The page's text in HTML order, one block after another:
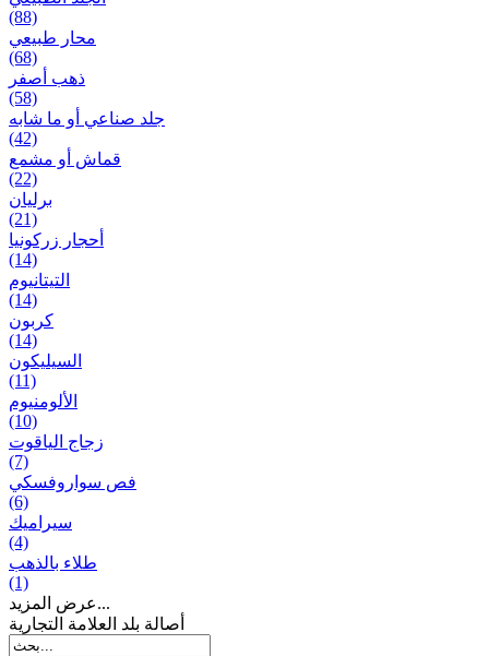
(88)
محار طبيعي
(68)
ذهب أصفر
(58)
جلد صناعي أو ما شابه
(42)
قماش أو مشمع
(22)
برلیان
(21)
أحجار زركونيا
(14)
التيتانيوم
(14)
كربون
(14)
السيليكون
(11)
الألومنيوم
(10)
زجاج الياقوت
(7)
فص سواروفسكي
(6)
سيراميك
(4)
طلاء بالذهب
(1)
عرض المزيد...
أصالة بلد العلامة التجارية